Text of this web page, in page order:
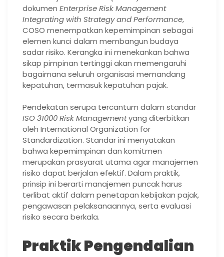
dokumen Enterprise Risk Management
Integrating with Strategy and Performance,
COSO menempatkan kepemimpinan sebagai
elemen kunci dalam membangun budaya
sadar risiko. Kerangka ini menekankan bahwa
sikap pimpinan tertinggi akan memengaruhi
bagaimana seluruh organisasi memandang
kepatuhan, termasuk kepatuhan pajak.
Pendekatan serupa tercantum dalam standar
ISO 31000 Risk Managementyang diterbitkan
oleh International Organization for
Standardization. Standar ini menyatakan
bahwa kepemimpinan dan komitmen
merupakan prasyarat utama agar manajemen
risiko dapat berjalan efektif. Dalam praktik,
prinsip ini berarti manajemen puncak harus
terlibat aktif dalam penetapan kebijakan pajak,
pengawasan pelaksanaannya, serta evaluasi
risiko secara berkala.
Praktik Pengendalian